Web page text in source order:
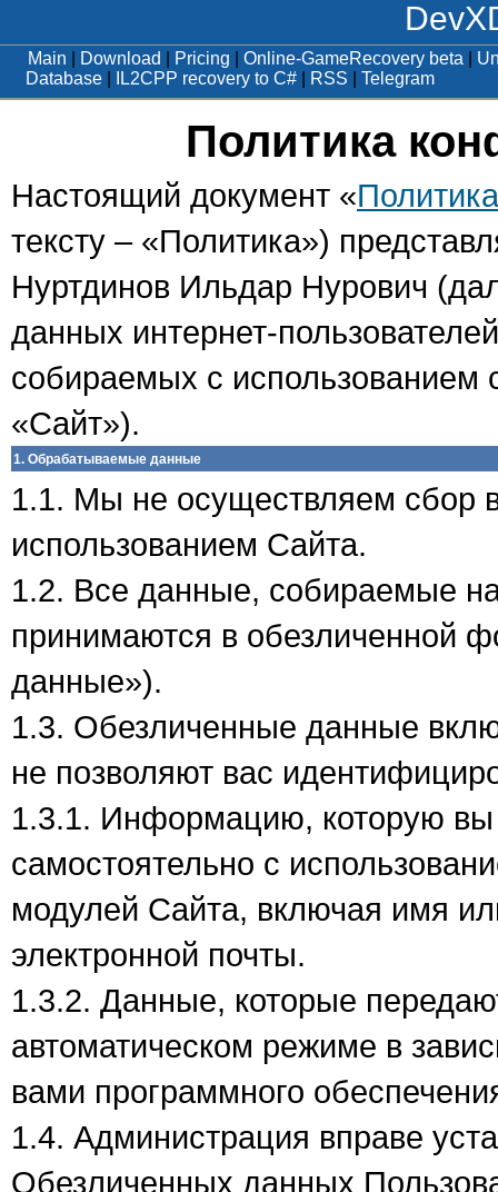
Main Download Pricing Online-GameRecovery beta
Database
IL2CPP recovery to C# RSS Telegram
Политика
Настоящий документ «
тексту – «Политика»)
Нуртдинов Ильдар Нурович
данных интернет-
собираемых с использованием
«Сайт»).
1. Обрабатываемые данные
1.1. Мы не осуществляем сбор
использованием Сайта.
1.2. Все данные, собираемые
принимаются в обезличенной
данные»).
1.3. Обезличенные данные
не позволяют вас
1.3.1. Информацию, которую вы
самостоятельно с
модулей Сайта, включая имя
электронной почты.
1.3.2. Данные, которые
автоматическом режиме в
вами программного
1.4. Администрация вправе
Обезличенных данных